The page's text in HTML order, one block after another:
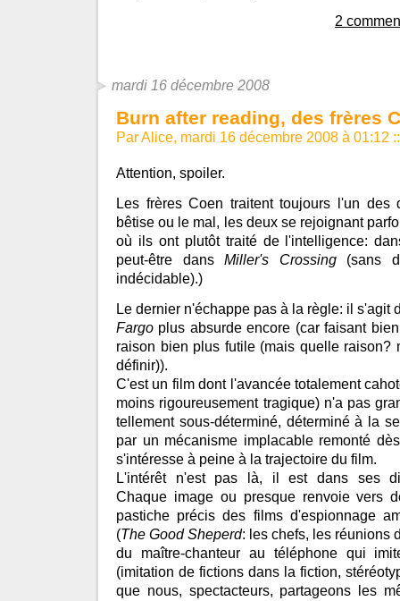
2
mardi 16 décembre 2008
Burn after reading, des frères
Par Alice, mardi 16 décembre 2008 à 01:12 ::
Attention, spoiler.
Les frères Coen traitent toujours l'un des
bêtise ou le mal, les deux se rejoignant
où ils ont plutôt traité de l'intelligence:
peut-être dansMiller's Crossing(sans
indécidable).)
Le dernier n'échappe pas à la règle: il s'agit
Fargo plus absurde encore (car faisant
raison bien plus futile (mais quelle raison?
définir)).
C'est un film dont l'avancée totalement
moins rigoureusement tragique) n'a pas
tellement sous-déterminé, déterminé à la
par un mécanisme implacable remonté
s'intéresse à peine à la trajectoire du film.
L'intérêt n'est pas là, il est dans ses
Chaque image ou presque renvoie vers
pastiche précis des films d'espionnage
(The Good Sheperd: les chefs, les réunions
du maître-chanteur au téléphone qui
(imitation de fictions dans la fiction,
que nous, spectacteurs, partageons les